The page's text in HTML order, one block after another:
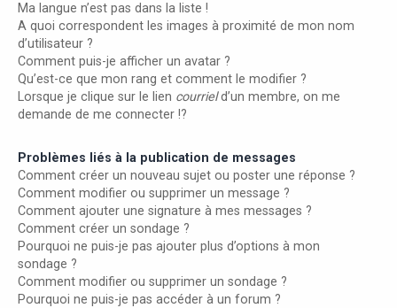
Ma langue n’est pas dans la liste !
A quoi correspondent les images à proximité de mon nom
d’utilisateur ?
Comment puis-je afficher un avatar ?
Qu’est-ce que mon rang et comment le modifier ?
Lorsque je clique sur le lien courrield’un membre, on me
demande de me connecter !?
Problèmes liés à la publication de messages
Comment créer un nouveau sujet ou poster une réponse ?
Comment modifier ou supprimer un message ?
Comment ajouter une signature à mes messages ?
Comment créer un sondage ?
Pourquoi ne puis-je pas ajouter plus d’options à mon
sondage ?
Comment modifier ou supprimer un sondage ?
Pourquoi ne puis-je pas accéder à un forum ?